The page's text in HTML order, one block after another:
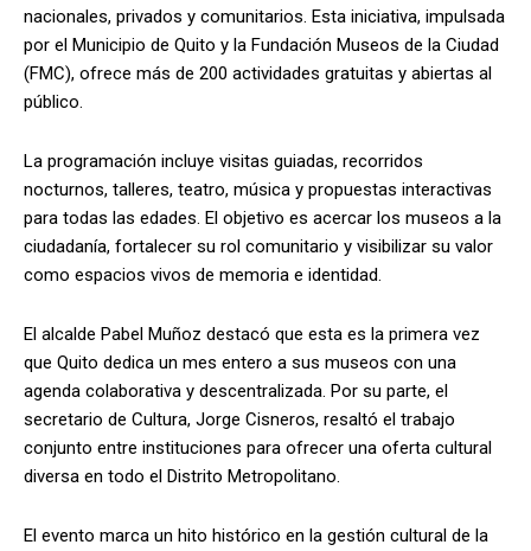
nacionales, privados y comunitarios. Esta iniciativa, impulsada
por el Municipio de Quito y la Fundación Museos de la Ciudad
(FMC), ofrece más de 200 actividades gratuitas y abiertas al
público.
La programación incluye visitas guiadas, recorridos
nocturnos, talleres, teatro, música y propuestas interactivas
para todas las edades. El objetivo es acercar los museos a la
ciudadanía, fortalecer su rol comunitario y visibilizar su valor
como espacios vivos de memoria e identidad.
El alcalde Pabel Muñoz destacó que esta es la primera vez
que Quito dedica un mes entero a sus museos con una
agenda colaborativa y descentralizada. Por su parte, el
secretario de Cultura, Jorge Cisneros, resaltó el trabajo
conjunto entre instituciones para ofrecer una oferta cultural
diversa en todo el Distrito Metropolitano.
El evento marca un hito histórico en la gestión cultural de la